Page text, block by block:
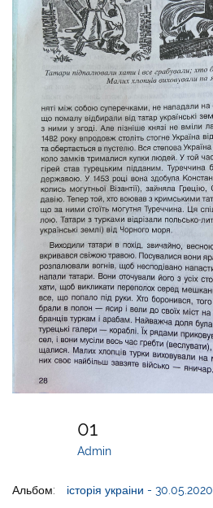
01
Admin
Альбом: історія украіни - 30.05.2020